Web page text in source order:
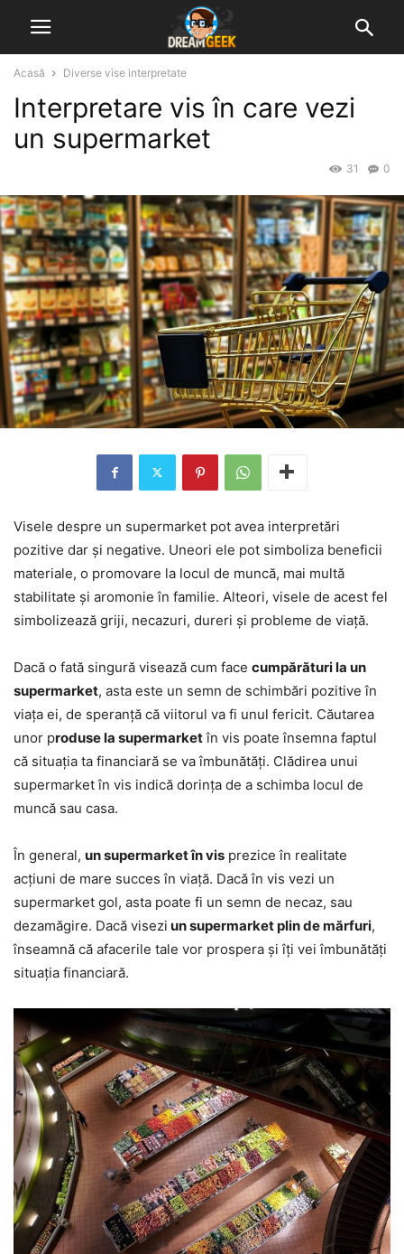
Acasă Diverse vise interpretate
Interpretare vis în care vezi
un supermarket
0
31
Visele despre un supermarket pot avea interpretări
pozitive dar și negative. Uneori ele pot simboliza beneficii
materiale, o promovare la locul de muncă, mai multă
stabilitate și aromonie în familie. Alteori, visele de acest fel
simbolizează griji, necazuri, dureri și probleme de viață.
Dacă o fată singură visează cum face cumpărături la un
supermarket, asta este un semn de schimbări pozitive în
viața ei, de speranță că viitorul va fi unul fericit. Căutarea
unor produse la supermarketîn vis poate însemna faptul
că situația ta financiară se va îmbunătăți. Clădirea unui
supermarket în vis indică dorința de a schimba locul de
muncă sau casa.
În general, un supermarket în vis prezice în realitate
acțiuni de mare succes în viață. Dacă în vis vezi un
supermarket gol, asta poate fi un semn de necaz, sau
dezamăgire. Dacă visezi un supermarket plin de mărfuri,
înseamnă că afacerile tale vor prospera și îți vei îmbunătăți
situația financiară.